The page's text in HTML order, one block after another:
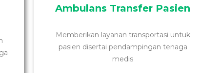
Ambulans Transfer Pasien
Memberikan layanan transportasi untuk
pasien disertai pendampingan tenaga
medis
Layanan transportasi medis untuk membantu
proses perpindahan pasien dengan lebih aman,